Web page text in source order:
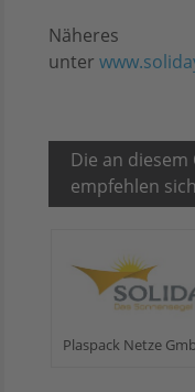
Näheres
unter
Die an
empfehlen sich
Plaspack Netze